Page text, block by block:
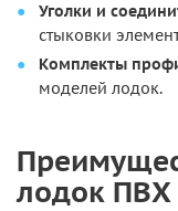
Уголки и
стыковки
Комплекты
моделей лодок.
лодок ПВХ